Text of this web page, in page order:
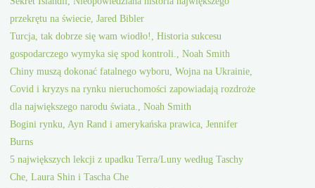
przekrętu na świecie, Jared Bibler
Turcja, tak dobrze się wam wiodło!, Historia sukcesu
gospodarczego wymyka się spod kontroli., Noah Smith
Chiny muszą dokonać fatalnego wyboru, Wojna na Ukrainie,
Covid i kryzys na rynku nieruchomości zapowiadają rozdroże
dla największego narodu świata., Noah Smith
Bogini rynku, Ayn Rand i amerykańska prawica, Jennifer
Burns
5 największych lekcji z upadku Terra/Luny według Taschy
Che, Laura Shin i Tascha Che